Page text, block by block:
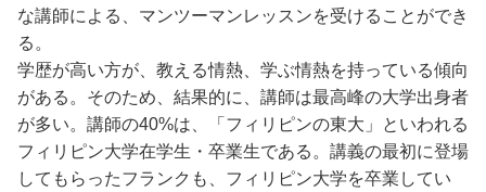
な講師による、マンツーマンレッスンを受けることができ
る。
学歴が高い方が、教える情熱、学ぶ情熱を持っている傾向
がある。そのため、結果的に、講師は最高峰の大学出身者
が多い。講師の40%は、「フィリピンの東大」といわれる
フィリピン大学在学生・卒業生である。講義の最初に登場
してもらったフランクも、フィリピン大学を卒業してい